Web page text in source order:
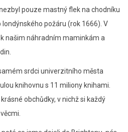
pouze mastný flek na chodníku
požáru (rok 1666). V
našim náhradním maminkám a
srdci univerzitního města
knihovnu s 11 miliony knihami.
obchůdky, v nichž si každý